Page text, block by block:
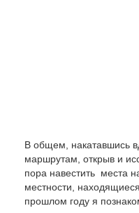
В общем, накатавшись
маршрутам, открыв и
пора навестить места
местности,
прошлом году я